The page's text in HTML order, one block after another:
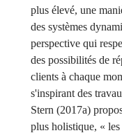
plus élevé, une
des systèmes
perspective qui
des possibilités de
clients à chaque
s'inspirant des
Stern (2017a)
plus holistique, « les